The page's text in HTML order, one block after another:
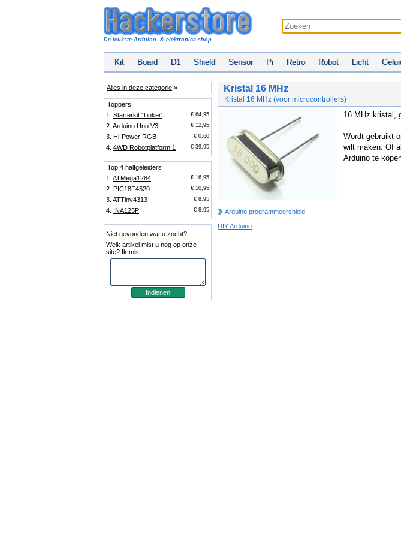
De leukste Arduino- & elektronica-shop
Kit Board D1 Shield Sensor Pi Retro Robot Licht
Alles in deze categorie »
Toppers
1. Starterkit 'Tinker' € 64,95
2. Arduino Uno V3 € 12,95
3. Hi-Power RGB € 0,60
4. 4WD Robotplatform 1 € 39,95
Top 4 halfgeleiders
1. ATMega1284 € 16,95
2. PIC18F4520 € 10,95
3. ATTiny4313 € 8,95
4. INA125P € 8,95
Niet gevonden wat u zocht?
Welk artikel mist u nog op onze
site? Ik mis:
Kristal 16 MHz
Kristal 16 MHz (voor microcontrollers)
Arduino programmeershield
DIY Arduino
16 MHz kristal,
Wordt gebruikt
wilt maken. Of
Arduino te